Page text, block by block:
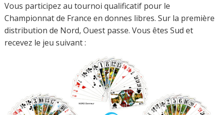
Vous participez au tournoi qualificatif pour le
Championnat de France en donnes libres. Sur la première
distribution de Nord, Ouest passe. Vous êtes Sud et
recevez le jeu suivant :